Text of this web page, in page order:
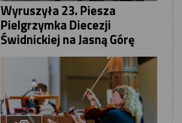
Wyruszyła 23. Piesza
Pielgrzymka Diecezji
Świdnickiej na Jasną Górę